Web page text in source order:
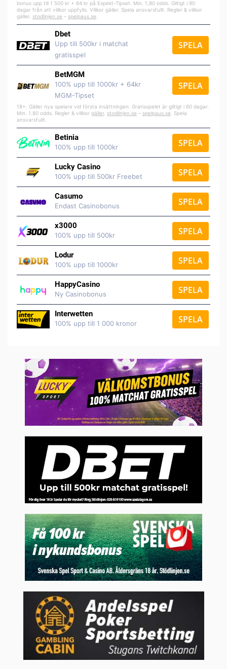
bonus upp till 1 500 kr + 64 kr på Expekt-Tipset. Min. 1,80 odds. Giltigt i 90
dagar från att villkor uppfylls. Villkor gäller. Spela ansvarsfullt. Regler & villkor
gäller. stodlinjen.se – spelpaus.se
Dbet
Upp till 500kr i matchat
gratisspel
SPELA
BetMGM
100% upp till 1000kr + 64kr
MGM-Tipset
SPELA
18+. Gäller nya spelare vid första insättningen. Gratisspelet är giltigt i 60 dagar.
Min. 1.80 odds. Regler & villkor gäller stodlinjen.se – spelpaus.se . Spela
ansvarsfullt.
Betinia
100% upp till 1000kr SPELA
Lucky Casino
100% upp till 500kr Freebet SPELA
Casumo
Endast Casinobonus SPELA
x3000
100% upp till 500kr SPELA
Lodur
100% upp till 1000kr SPELA
HappyCasino
Ny Casinobonus SPELA
Interwetten
100% upp till 1 000 kronor SPELA